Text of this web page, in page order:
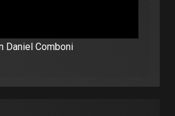
Daniel Comboni